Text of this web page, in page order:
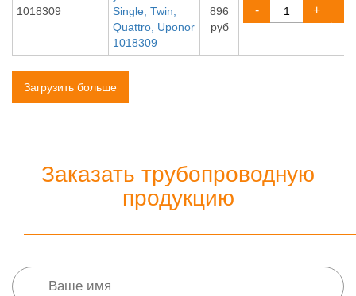
1018309
Single, Twin,
Quattro, Uponor
1018309
896
руб
- +
Загрузить больше
Заказать трубопроводную
продукцию